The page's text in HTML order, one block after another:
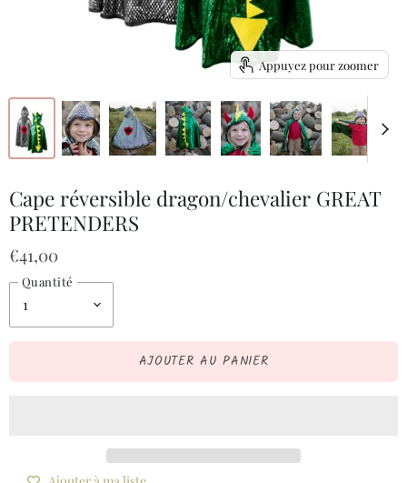
Appuyez pour zoomer
Cape réversible dragon/chevalier GREAT
PRETENDERS
€41,00
Quantité
AJOUTER AU PANIER